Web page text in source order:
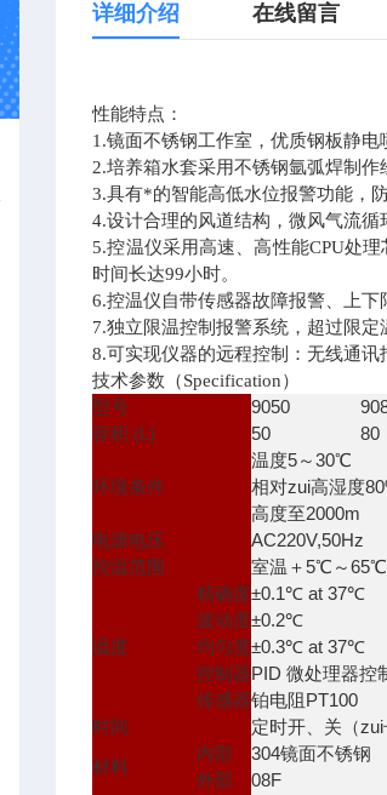
详细介绍 在线留言
性能特点：
1.镜面不锈钢工作室，优质钢板静电
2.培养箱水套采用不锈钢氩弧焊制作
3.具有*的智能高低水位报警功能，
4.设计合理的风道结构，微风气流循
5.控温仪采用高速、高性能CPU处理
时间长达99小时。
6.控温仪自带传感器故障报警、上下
7.独立限温控制报警系统，超过限定
8.可实现仪器的远程控制：无线通讯
技术参数（Specification）
型号 9050
容积 (L)
50 80
环境条件
温度5～30℃
相对zui高湿度
高度至2000m
电源电压
AC220V,50Hz
控温范围
室温＋5℃～65℃
温度
精确度±0.1℃ at 37℃
波动度±0.2℃
均匀度±0.3℃ at 37℃
控制器PID 微处理器控
传感器铂电阻PT100
时间
定时开、关（zui
材料
内部
304镜面不锈钢
外部
08F